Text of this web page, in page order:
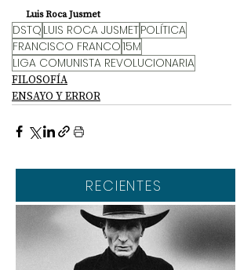
Luis Roca Jusmet
DSTQ LUIS ROCA JUSMETPOLÍTICA
FRANCISCO FRANCO15M
LIGA COMUNISTA REVOLUCIONARIA
FILOSOFÍA
ENSAYO Y ERROR
RECIENTES